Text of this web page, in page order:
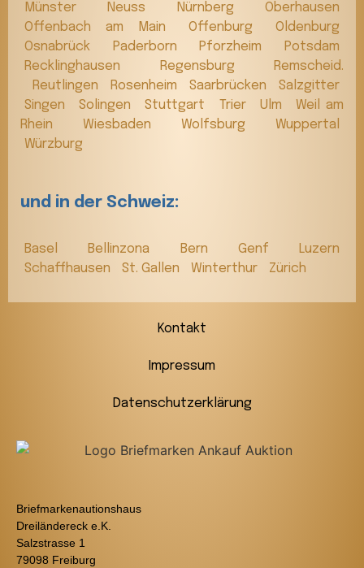
Münster
Neuss Nürnberg
Oberhausen
Offenbach am Main
Offenburg
Oldenburg
Osnabrück
Paderborn Pforzheim
Potsdam
Recklinghausen
Regensburg
Remscheid.
Reutlingen
Rosenheim Saarbrücken
Salzgitter
Singen
Solingen Stuttgart Trier Ulm
Weil am
Rhein
Wiesbaden Wolfsburg
Wuppertal
Würzburg
und in der Schweiz:
Basel Bellinzona Bern Genf
Luzern
Schaffhausen
St. Gallen Winterthur Zürich
Kontakt
Impressum
Datenschutzerklärung
Briefmarkenautionshaus
Dreiländereck e.K.
Salzstrasse 1
79098 Freiburg